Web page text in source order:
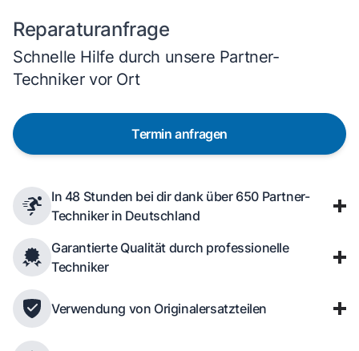
Reparaturanfrage
Schnelle Hilfe durch unsere Partner-
Techniker vor Ort
Termin anfragen
In 48 Stunden bei dir dank über 650 Partner-
Techniker in Deutschland
Garantierte Qualität durch professionelle
Techniker
Verwendung von Originalersatzteilen